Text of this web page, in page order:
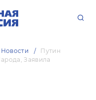
Новости
Путин
Заявила